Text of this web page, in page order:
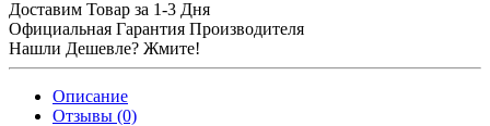
Доставим Товар за 1-3 Дня
Официальная Гарантия Производителя
Нашли Дешевле? Жмите!
Описание
Отзывы (0)